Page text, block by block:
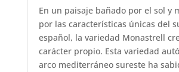
En un paisaje bañado por el sol y
por las características únicas del
español, la variedad Monastrell
carácter propio. Esta variedad
arco mediterráneo sureste ha